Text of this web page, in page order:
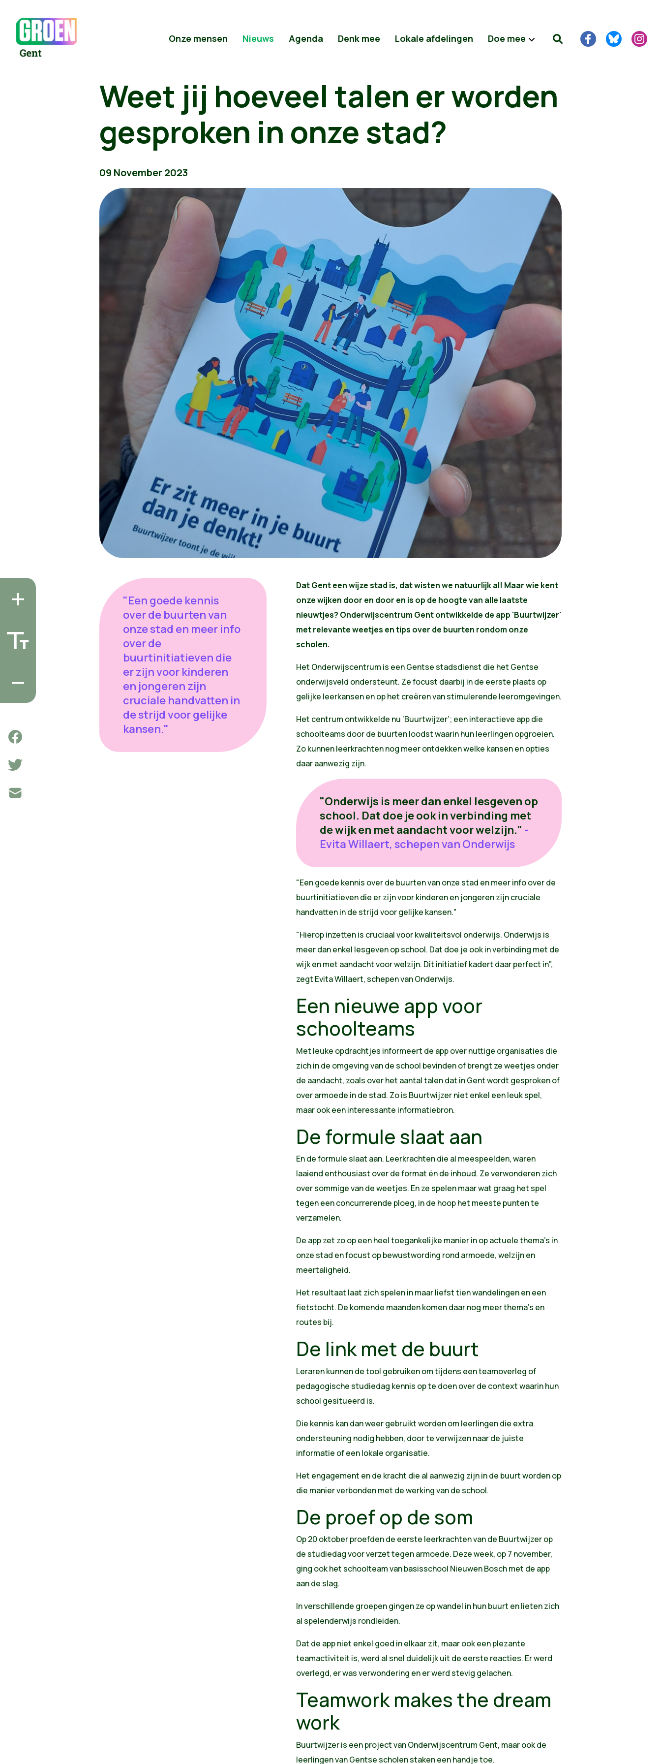
Onze mensen Nieuws Agenda Denk mee Lokale afdelingen Doe mee
Weet jij hoeveel talen er worden
gesproken in onze stad?
09 November 2023
"Een goede kennis
over de buurten van
onze stad en meer info
over de
buurtinitiatieven die
er zijn voor kinderen
en jongeren zijn
cruciale handvatten in
de strijd voor gelijke
kansen."
Dat Gent een wijze stad is, dat wisten we natuurlijk al! Maar wie kent
onze wijken door en door en is op de hoogte van alle laatste
nieuwtjes? Onderwijscentrum Gent ontwikkelde de app 'Buurtwijzer'
met relevante weetjes en tips over de buurten rondom onze
scholen.
Het Onderwijscentrum is een Gentse stadsdienst die het Gentse
onderwijsveld ondersteunt. Ze focust daarbij in de eerste plaats op
gelijke leerkansen en op het creëren van stimulerende leeromgevingen.
Het centrum ontwikkelde nu ‘Buurtwijzer’; een interactieve app die
schoolteams door de buurten loodst waarin hun leerlingen opgroeien.
Zo kunnen leerkrachten nog meer ontdekken welke kansen en opties
daar aanwezig zijn.
"Onderwijs is meer dan enkel lesgeven op
school. Dat doe je ook in verbinding met
de wijk en met aandacht voor welzijn." -
Evita Willaert, schepen van Onderwijs
"Een goede kennis over de buurten van onze stad en meer info over de
buurtinitiatieven die er zijn voor kinderen en jongeren zijn cruciale
handvatten in de strijd voor gelijke kansen."
"Hierop inzetten is cruciaal voor kwaliteitsvol onderwijs. Onderwijs is
meer dan enkel lesgeven op school. Dat doe je ook in verbinding met de
wijk en met aandacht voor welzijn. Dit initiatief kadert daar perfect in",
zegt Evita Willaert, schepen van Onderwijs.
Een nieuwe app voor
schoolteams
Met leuke opdrachtjes informeert de app over nuttige organisaties die
zich in de omgeving van de school bevinden of brengt ze weetjes onder
de aandacht, zoals over het aantal talen dat in Gent wordt gesproken of
over armoede in de stad. Zo is Buurtwijzer niet enkel een leuk spel,
maar ook een interessante informatiebron.
De formule slaat aan
En de formule slaat aan. Leerkrachten die al meespeelden, waren
laaiend enthousiast over de format én de inhoud. Ze verwonderen zich
over sommige van de weetjes. En ze spelen maar wat graag het spel
tegen een concurrerende ploeg, in de hoop het meeste punten te
verzamelen.
De app zet zo op een heel toegankelijke manier in op actuele thema's in
onze stad en focust op bewustwording rond armoede, welzijn en
meertaligheid.
Het resultaat laat zich spelen in maar liefst tien wandelingen en een
fietstocht. De komende maanden komen daar nog meer thema’s en
routes bij.
De link met de buurt
Leraren kunnen de tool gebruiken om tijdens een teamoverleg of
pedagogische studiedag kennis op te doen over de context waarin hun
school gesitueerd is.
Die kennis kan dan weer gebruikt worden om leerlingen die extra
ondersteuning nodig hebben, door te verwijzen naar de juiste
informatie of een lokale organisatie.
Het engagement en de kracht die al aanwezig zijn in de buurt worden op
die manier verbonden met de werking van de school.
De proef op de som
Op 20 oktober proefden de eerste leerkrachten van de Buurtwijzer op
de studiedag voor verzet tegen armoede. Deze week, op 7 november,
ging ook het schoolteam van basisschool Nieuwen Bosch met de app
aan de slag.
In verschillende groepen gingen ze op wandel in hun buurt en lieten zich
al spelenderwijs rondleiden.
Dat de app niet enkel goed in elkaar zit, maar ook een plezante
teamactiviteit is, werd al snel duidelijk uit de eerste reacties. Er werd
overlegd, er was verwondering en er werd stevig gelachen.
Teamwork makes the dream
work
Buurtwijzer is een project van Onderwijscentrum Gent, maar ook de
leerlingen van Gentse scholen staken een handje toe.